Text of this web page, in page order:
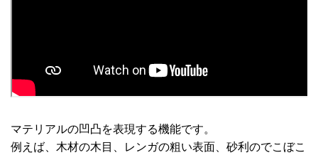
マテリアルの凹凸を表現する機能です。
例えば、木材の木目、レンガの粗い表面、砂利のでこぼこ